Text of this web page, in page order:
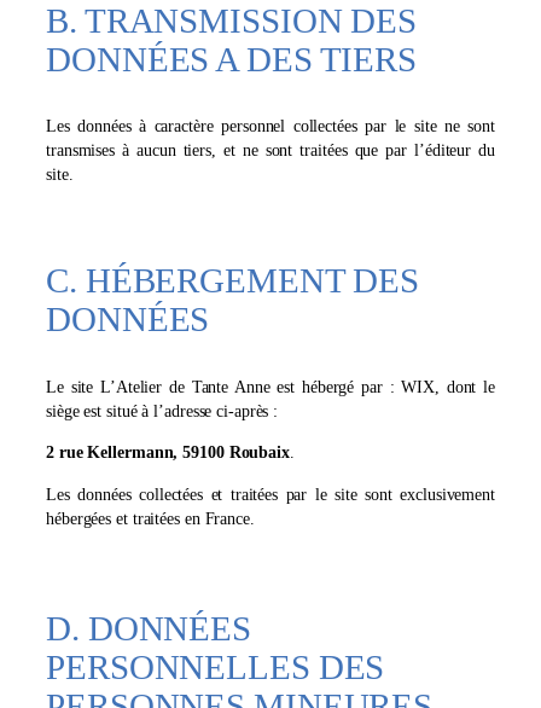
B. TRANSMISSION DES
DONNÉES A DES TIERS
Les données à caractère personnel collectées par le site ne sont
transmises à aucun tiers, et ne sont traitées que par l’éditeur du
site.
C. HÉBERGEMENT DES
DONNÉES
Le site L’Atelier de Tante Anne est hébergé par : WIX, dont le
siège est situé à l’adresse ci-après :
2 rue Kellermann, 59100 Roubaix.
Les données collectées et traitées par le site sont exclusivement
hébergées et traitées en France.
D. DONNÉES
PERSONNELLES DES